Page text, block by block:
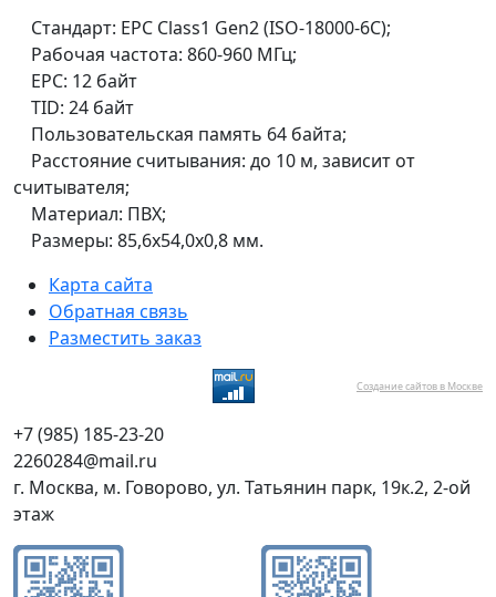
Стандарт: EPC Class1 Gen2 (ISO-18000-6C);
Рабочая частота: 860-960 МГц;
EPC: 12 байт
TID: 24 байт
Пользовательская память 64 байта;
Расстояние считывания: до 10 м, зависит от
считывателя;
Материал: ПВХ;
Размеры: 85,6х54,0х0,8 мм.
Карта сайта
Обратная связь
Разместить заказ
Создание сайтов в Москве
+7 (985) 185-23-20
2260284@mail.ru
г. Москва, м. Говорово, ул. Татьянин парк, 19к.2, 2-ой
этаж